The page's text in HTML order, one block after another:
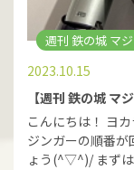
週刊 鉄の城 マ
2023.10.15
【週刊 鉄の城 マ
こんにちは！ ヨ
ジンガーの順番が
ょう(^▽^)/ まず